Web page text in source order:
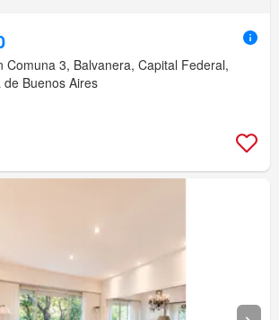
Comuna 3, Balvanera, Capital Federal,
Buenos Aires